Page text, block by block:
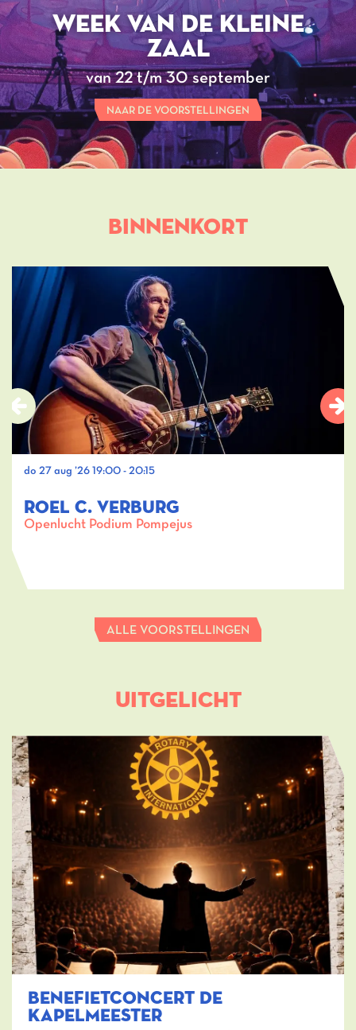
WEEK VAN DE KLEINE
ZAAL
van 22 t/m 30 september
NAAR DE VOORSTELLINGEN
BINNENKORT
ROEL C. VERBURG
Openlucht Podium Pompejus
do 27 aug ’26 19:00 - 20:15
ALLE VOORSTELLINGEN
UITGELICHT
BENEFIETCONCERT DE
KAPELMEESTER